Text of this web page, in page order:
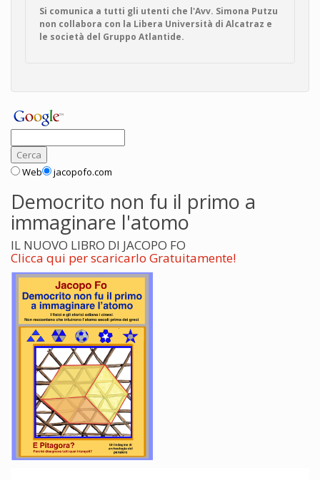
Si comunica a tutti gli utenti che l'Avv. Simona Putzu
non collabora con la Libera Università di Alcatraz e
le società del Gruppo Atlantide.
Web jacopofo.com
Democrito non fu il primo a
immaginare l'atomo
IL NUOVO LIBRO DI JACOPO FO
Clicca qui per scaricarlo Gratuitamente!